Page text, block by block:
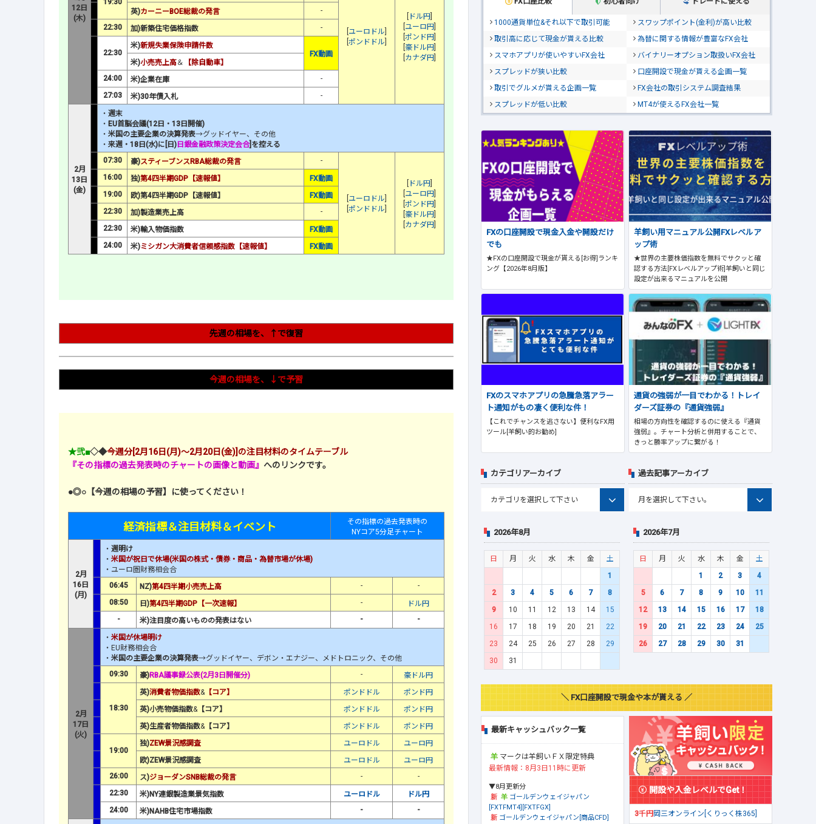
12日
(木)
ユーロドル
ポンドドル
ドル円
ユーロ円
ポンド円
豪ドル円
カナダ円
19:30
英)カーニーBOE総裁の発言
-
22:30
加)新築住宅価格指数 -
22:30
米)新規失業保険申請件数
FX動画
米)小売売上高＆
【除自動車】
24:00
米)企業在庫
-
27:03
米)30年債入札 -
2月
13日
(金)
・ 週末
・ EU首脳会議(12日・13日開催)
・ 米国の主要企業の決算発表→グッドイヤー、その他
・ 来週・18日(水)に[日) 日銀金融政策決定会合]を控える
07:30
豪)スティーブンスRBA総裁の発言 -
ユーロドル
ポンドドル
ドル円
ユーロ円
ポンド円
豪ドル円
カナダ円
16:00 独)第4四半期GDP【速報値】
FX動画
19:00
欧)第4四半期GDP【速報値】
FX動画
22:30
加)製造業売上高
-
22:30
米)輸入物価指数
FX動画
24:00
米)ミシガン大消費者信頼感指数【速報値】 FX動画
先週の相場を、↑で復習
今週の相場を、↓で予習
★弐■◇◆今週分[2月16日(月)～2月20日(金)]の注目材料のタイムテーブル
『その指標の過去発表時のチャートの画像と動画』 へのリンクです。
●◎○【今週の相場の予習】に使ってください！
経済指標＆注目材料＆イベント
その指標の過去発表時の
NYコア5分足チャート
2月
16日
(月)
・ 週明け
・ 米国が祝日で休場(米国の株式・債券・商品・為替市場が休場)
・ユーロ圏財務相会合
06:45
NZ)第4四半期小売売上高 -
-
08:50
日)第4四半期GDP【一次速報】 -
ドル円
-
米)注目度の高いものの発表はない - -
2月
17日
(火)
・ 米国が休場明け
・EU財務相会合
・ 米国の主要企業の決算発表→グッドイヤー、デボン・エナジー、メドトロニック、その他
09:30
豪)RBA議事録公表(2月3日開催分) - 豪ドル円
18:30
英)消費者物価指数&【コア】 ポンドドル
ポンド円
英)小売物価指数&【コア】 ポンドドル
ポンド円
英)生産者物価指数&【コア】 ポンドドル ポンド円
19:00
独)ZEW景況感調査 ユーロドル
ユーロ円
欧)ZEW景況感調査
ユーロドル
ユーロ円
26:00
ス)ジョーダンSNB総裁の発言 -
-
22:30
米)NY連銀製造業景気指数 ユーロドル
ドル円
24:00
米)NAHB住宅市場指数 - -
1000通貨単位&それ以下で取引可能
スワップポイント(金利)が高い比較
取引高に応じて現金が貰える比較
為替に関する情報が豊富なFX会社
スマホアプリが使いやすいFX会社
バイナリーオプション取扱いFX会社
スプレッドが狭い比較
口座開設で現金が貰える企画一覧
取引でグルメが貰える企画一覧
FX会社の取引システム調査結果
スプレッドが低い比較
MT4が使えるFX会社一覧
FXの口座開設で現金入金や開設だけ
でも
★FXの口座開設で現金が貰える[お得]ランキ
ング【2026年8月版】
羊飼い用マニュアル公開FXレベルア
ップ術
★世界の主要株価指数を無料でサクッと確
認する方法[FXレベルアップ術]羊飼いと同じ
設定が出来るマニュアルを公開
FXのスマホアプリの急騰急落アラー
ト通知がもの凄く便利な件！
【これでチャンスを逃さない】便利なFX用
ツール[羊飼い的お勧め]
通貨の強弱が一目でわかる！トレイ
ダーズ証券の『通貨強弱』
相場の方向性を確認するのに使える『通貨
強弱』。チャート分析と併用することで、
きっと勝率アップに繋がる！
カテゴリアーカイブ 過去記事アーカイブ
2026年8月
日 月 火 水 木 金
土
1
2
3 4 5 6 7
8
9
10 11 12 13 14
15
16
17 18 19 20 21
22
23
24 25 26 27 28
29
30
31
2026年7月
日 月 火 水 木 金
土
1
2 3
4
5
6 7 8 9 10
11
12
13 14 15 16 17
18
19
20 21 22 23 24
25
26
27 28 29 30 31
＼ FX口座開設で現金や本が貰える ／
最新キャッシュバック一覧
マークは羊飼いＦＸ限定特典
最新情報：8月3日11時に更新
▼8月更新分
ゴールデンウェイジャパン
[FXTFMT4][FXTFGX]
ゴールデンウェイジャパン[商品CFD]
開設や入金レベルでGet！
3千円岡三オンライン[くりっく株365]